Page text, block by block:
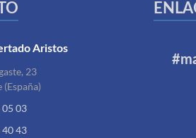
Aristos
23
05 03
40 43